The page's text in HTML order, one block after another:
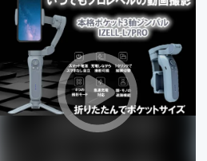
テクノロジー・ガジェット
映像・映画
ビジネス・起業